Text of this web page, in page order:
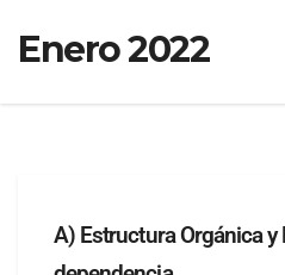
Enero 2022
A) Estructura Orgánica